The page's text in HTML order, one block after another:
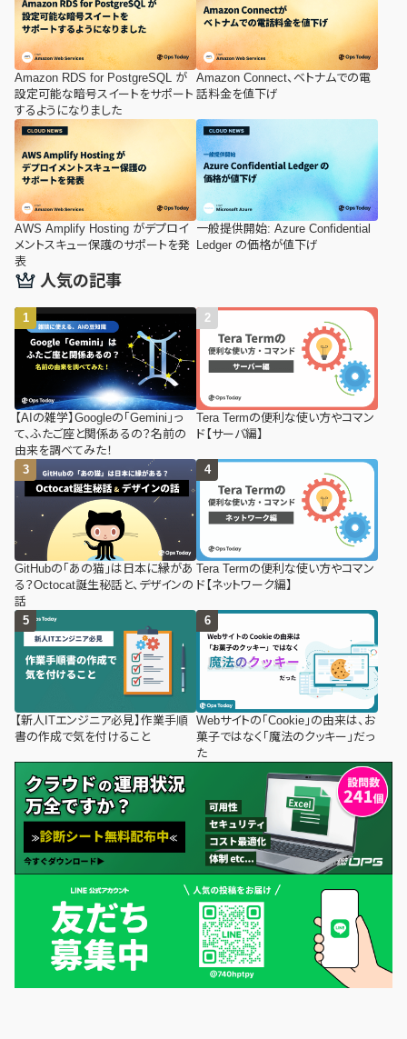
Amazon RDS for PostgreSQL が
設定可能な暗号スイートをサポート
するようになりました
Amazon Connect、ベトナムでの電
話料金を値下げ
AWS Amplify Hosting がデプロイ
メントスキュー保護のサポートを発
表
一般提供開始: Azure Confidential
Ledger の価格が値下げ
人気の記事
【AIの雑学】Googleの「Gemini」っ
て、ふたご座と関係あるの？名前の
由来を調べてみた！
Tera Termの便利な使い方やコマン
ド【サーバ編】
GitHubの「あの猫」は日本に縁があ
る？Octocat誕生秘話と、デザインの
話
Tera Termの便利な使い方やコマン
ド【ネットワーク編】
【新人ITエンジニア必見】作業手順
書の作成で気を付けること
Webサイトの「Cookie」の由来は、お
菓子ではなく「魔法のクッキー」だっ
た